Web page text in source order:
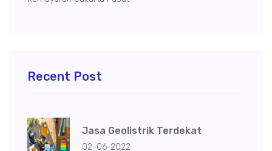
Recent Post
Jasa Geolistrik Terdekat
02-06-2022